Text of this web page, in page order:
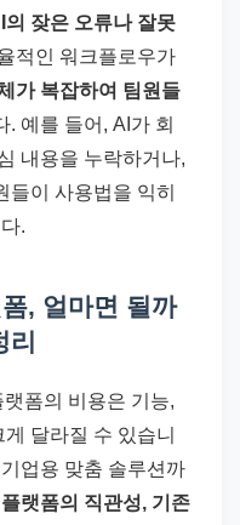
의 잦은 오류나 잘못
적인 워크플로우가
가 복잡하여 팀원들
. 예를 들어, AI가 회
내용을 누락하거나,
들이 사용법을 익히
.
, 얼마면 될까
폼의 비용은 기능,
달라질 수 있습니
업용 맞춤 솔루션까
랫폼의 직관성, 기존